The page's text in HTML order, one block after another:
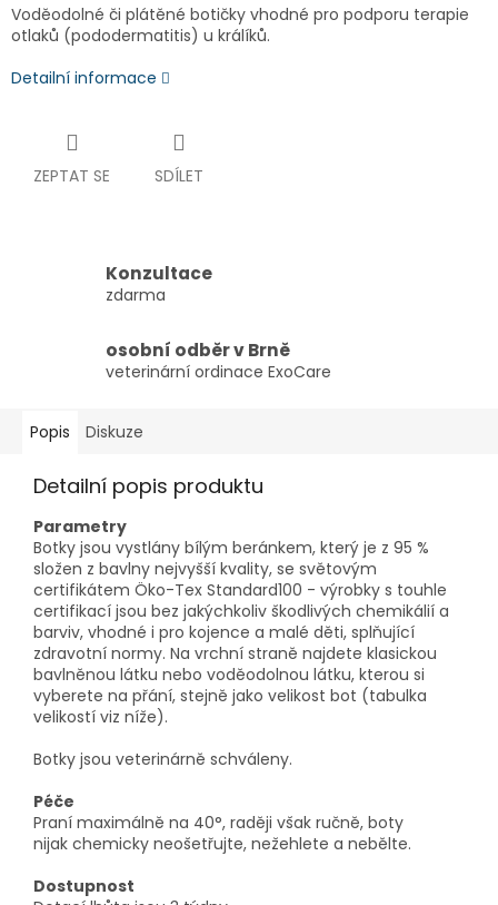
Voděodolné či plátěné botičky vhodné pro podporu terapie
otlaků (pododermatitis) u králíků.
Detailní informace
ZEPTAT SE SDÍLET
Konzultace
zdarma
osobní odběr v Brně
veterinární ordinace ExoCare
Popis Diskuze
Detailní popis produktu
Parametry
Botky jsou vystlány bílým beránkem, který je z 95 %
složen z bavlny nejvyšší kvality, se světovým
certifikátem Öko-Tex Standard100 - výrobky s touhle
certifikací jsou bez jakýchkoliv škodlivých chemikálií a
barviv, vhodné i pro kojence a malé děti, splňující
zdravotní normy. Na vrchní straně najdete klasickou
bavlněnou látku nebo voděodolnou látku, kterou si
vyberete na přání, stejně jako velikost bot (tabulka
velikostí viz níže).
Botky jsou veterinárně schváleny.
Péče
Praní maximálně na 40°, raději však ručně, boty
nijak chemicky neošetřujte, nežehlete a nebělte.
Dostupnost